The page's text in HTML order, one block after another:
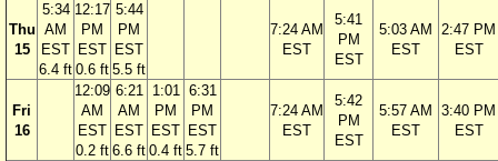
Thu
15
5:34
AM
EST
6.4 ft
12:17
PM
EST
0.6 ft
5:44
PM
EST
5.5 ft
7:24 AM
EST
5:41
PM
EST
5:03 AM
EST
2:47 PM
EST
Fri
16
12:09
AM
EST
0.2 ft
6:21
AM
EST
6.6 ft
1:01
PM
EST
0.4 ft
6:31
PM
EST
5.7 ft
7:24 AM
EST
5:42
PM
EST
5:57 AM
EST
3:40 PM
EST